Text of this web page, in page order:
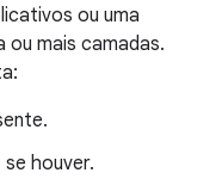
ou uma
ou mais camadas.
houver.